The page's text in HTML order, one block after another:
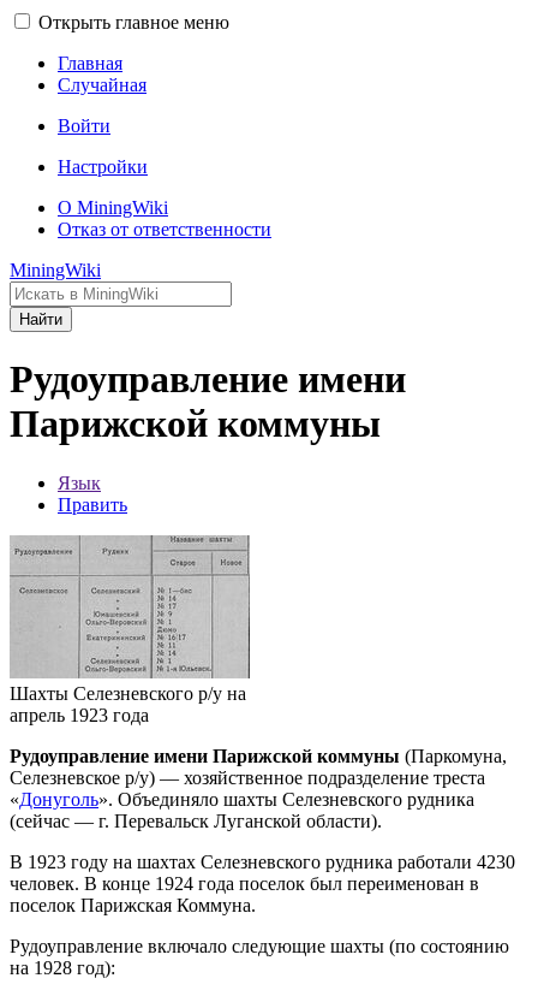
Открыть главное меню
Главная
Случайная
Войти
Настройки
О MiningWiki
Отказ от ответственности
MiningWiki
Найти
Рудоуправление имени
Парижской коммуны
Язык
Править
Шахты Селезневского р/у на
апрель 1923 года
Рудоуправление имени Парижской коммуны (Паркомуна,
Селезневское р/у) — хозяйственное подразделение треста
«Донуголь». Объединяло шахты Селезневского рудника
(сейчас — г. Перевальск Луганской области).
В 1923 году на шахтах Селезневского рудника работали 4230
человек. В конце 1924 года поселок был переименован в
поселок Парижская Коммуна.
Рудоуправление включало следующие шахты (по состоянию
на 1928 год):